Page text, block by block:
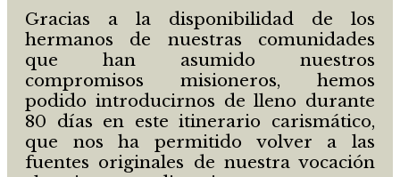
Gracias a la disponibilidad de los
hermanos de nuestras comunidades
que han asumido nuestros
compromisos misioneros, hemos
podido introducirnos de lleno durante
80 días en este itinerario carismático,
que nos ha permitido volver a las
fuentes originales de nuestra vocación